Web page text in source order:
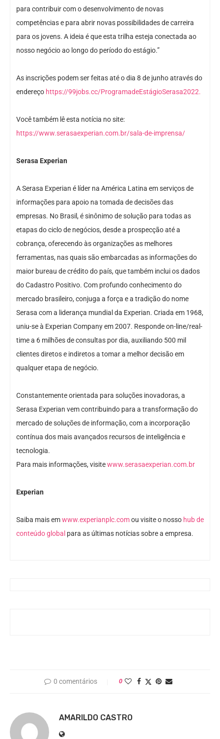
para contribuir com o desenvolvimento de novas
competências e para abrir novas possibilidades de carreira
para os jovens. A ideia é que esta trilha esteja conectada ao
nosso negócio ao longo do período do estágio.”
As inscrições podem ser feitas até o dia 8 de junho através do
endereço https://99jobs.cc/ProgramadeEstágioSerasa2022.
Você também lê esta notícia no site:
https://www.serasaexperian.com.br/sala-de-imprensa/
Serasa Experian
A Serasa Experian é líder na América Latina em serviços de
informações para apoio na tomada de decisões das
empresas. No Brasil, é sinônimo de solução para todas as
etapas do ciclo de negócios, desde a prospecção até a
cobrança, oferecendo às organizações as melhores
ferramentas, nas quais são embarcadas as informações do
maior bureau de crédito do país, que também inclui os dados
do Cadastro Positivo. Com profundo conhecimento do
mercado brasileiro, conjuga a força e a tradição do nome
Serasa com a liderança mundial da Experian. Criada em 1968,
uniu-se à Experian Company em 2007. Responde on-line/real-
time a 6 milhões de consultas por dia, auxiliando 500 mil
clientes diretos e indiretos a tomar a melhor decisão em
qualquer etapa de negócio.
Constantemente orientada para soluções inovadoras, a
Serasa Experian vem contribuindo para a transformação do
mercado de soluções de informação, com a incorporação
contínua dos mais avançados recursos de inteligência e
tecnologia.
Para mais informações, visitewww.serasaexperian.com.br
Experian
Saiba mais emwww.experianplc.comou visite o nosso hub de
conteúdo global para as últimas notícias sobre a empresa.
0 comentários 0
AMARILDO CASTRO